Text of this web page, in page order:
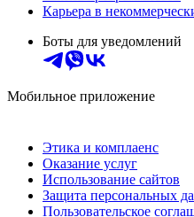
Карьера в
Боты для уведомлений
Мобильное приложение
Этика и комплаенс
Оказание услуг
Использование сайтов
Защита персональных
Пользовательское